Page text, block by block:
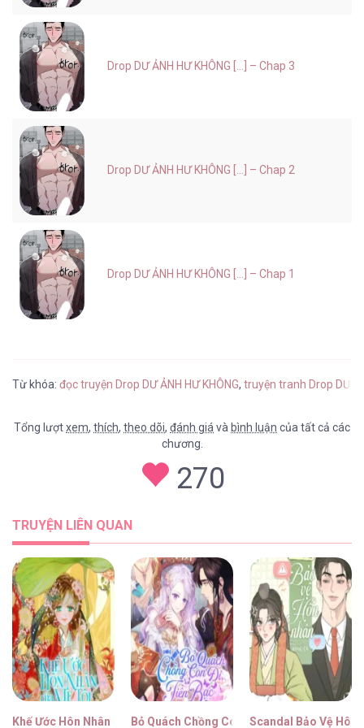
Drop DƯ ẢNH HƯ KHÔNG [...] – Chap 3
Drop DƯ ẢNH HƯ KHÔNG [...] – Chap 2
Drop DƯ ẢNH HƯ KHÔNG [...] – Chap 1
Từ khóa: đọc truyện Drop DƯ ẢNH HƯ KHÔNG, truyện tranh Drop DƯ
Tổng lượtxem, thích, theo dõi, đánh giá và bình luận của tất cả các
chương.
270
TRUYỆN LIÊN QUAN
Khế Ước Hôn Nhân Của Mẹ TôiBỏ Quách Chồng Con Đi, Tiền Bạc Mới Là
Scandal Bảo Vệ Hôn